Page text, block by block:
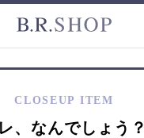
CLOSEUP ITEM
、なんでしょう？